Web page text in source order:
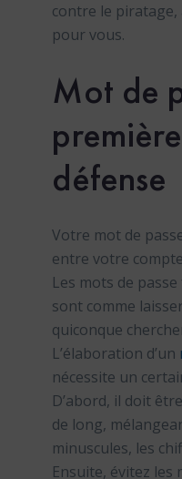
contre le
pour vous.
Mot de
défense
Votre mot de
entre votre
Les mots de
sont comme
quiconque
L’élaboration d’un
nécessite un
D’abord, il doit
de long,
minuscules, les
Ensuite, évitez les